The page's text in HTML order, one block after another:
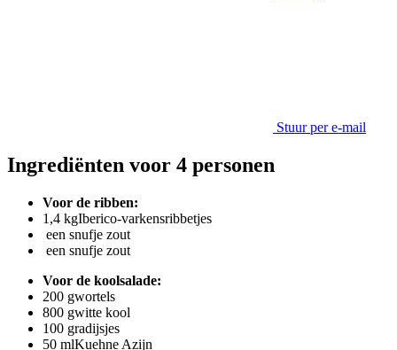
Stuur per e-mail
Ingrediënten voor 4 personen
Voor de ribben:
1,4 kgIberico-varkensribbetjes
een snufje zout
een snufje zout
Voor de koolsalade:
200 gwortels
800 gwitte kool
100 gradijsjes
50 mlKuehne Azijn